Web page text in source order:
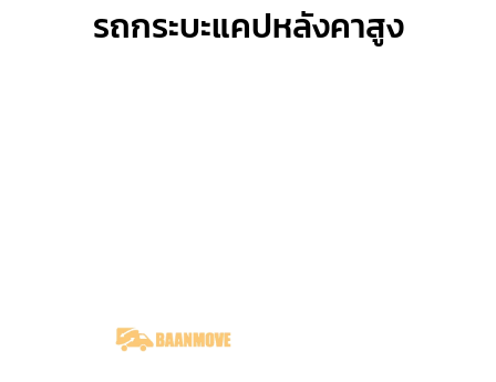
รถกระบะแคปหลังคาสูง